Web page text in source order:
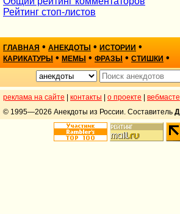
Рейтинг стоп-листов
ГЛАВНАЯ • АНЕКДОТЫ • ИСТОРИИ •
КАРИКАТУРЫ • МЕМЫ • ФРАЗЫ • СТИШКИ •
реклама на сайте контакты о проекте
© 1995—2026 Анекдоты из России. Составитель